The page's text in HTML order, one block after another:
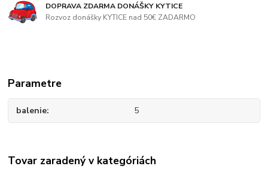
DOPRAVA ZDARMA DONÁŠKY KYTICE
Rozvoz donášky KYTICE nad 50€ ZADARMO
Parametre
balenie 5
Tovar zaradený v kategóriách